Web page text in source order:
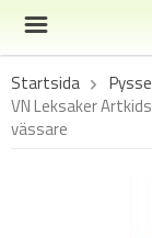
Startsida
VN Leksaker
vässare